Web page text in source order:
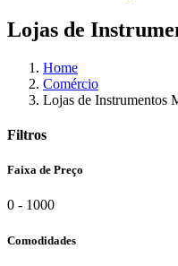
Lojas de
Home
Comércio
Lojas de Instrumentos
Filtros
Faixa de Preço
0 - 1000
Comodidades